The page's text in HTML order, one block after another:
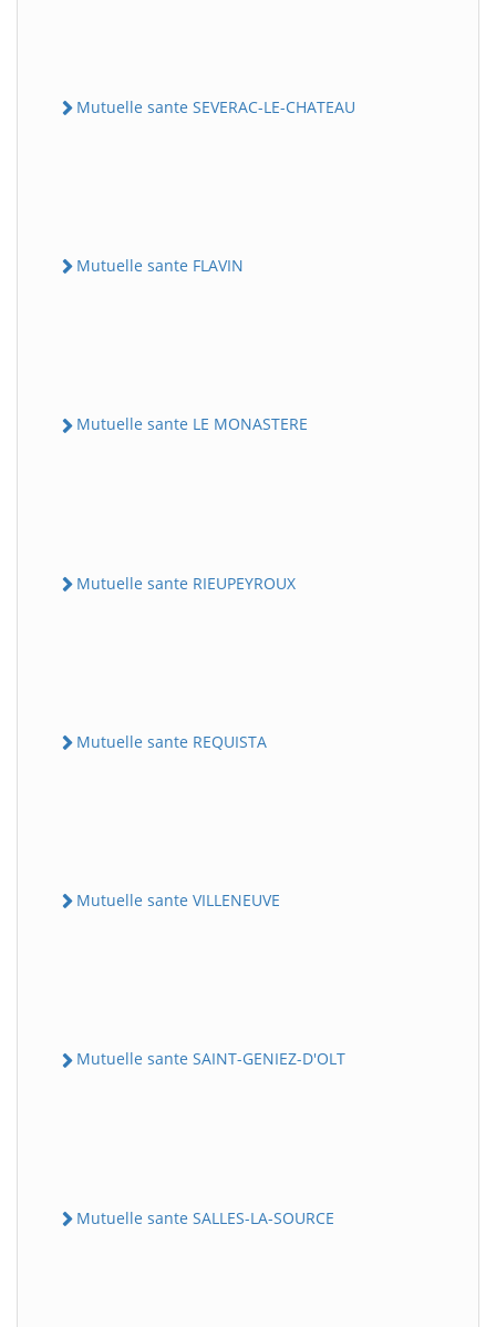
Mutuelle sante SEVERAC-LE-CHATEAU
Mutuelle sante FLAVIN
Mutuelle sante LE MONASTERE
Mutuelle sante RIEUPEYROUX
Mutuelle sante REQUISTA
Mutuelle sante VILLENEUVE
Mutuelle sante SAINT-GENIEZ-D'OLT
Mutuelle sante SALLES-LA-SOURCE